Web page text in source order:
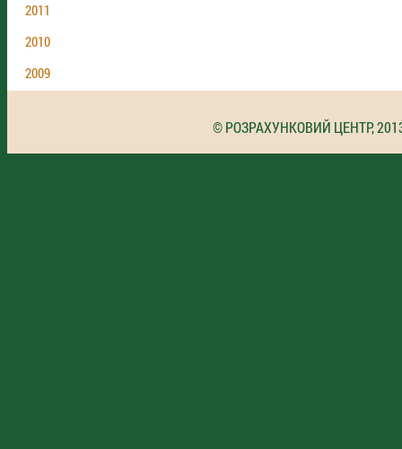
2011
2010
2009
© РОЗРАХУНКОВИЙ ЦЕНТР,